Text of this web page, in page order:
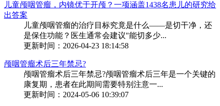
儿童颅咽管瘤，内镜优于开颅？一项涵盖1438名患儿的研究给
出答案
儿童颅咽管瘤的治疗目标究竟是什么——是切干净，还
是保住功能？医生通常会建议"能切多少...
更新时间：2026-04-23 18:14:58
颅咽管瘤术后三年禁忌?
颅咽管瘤术后三年禁忌?颅咽管瘤术后三年是一个关键的
康复期，患者在此期间需要特别注意一...
更新时间：2024-05-06 10:39:07